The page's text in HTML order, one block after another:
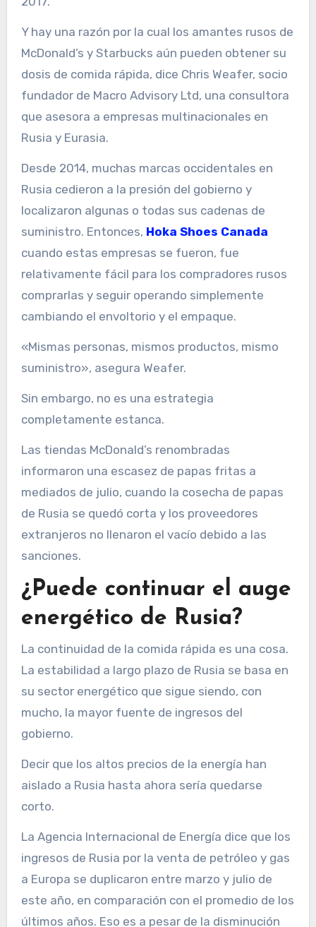
Y hay una razón por la cual los amantes rusos de
McDonald’s y Starbucks aún pueden obtener su
dosis de comida rápida, dice Chris Weafer, socio
fundador de Macro Advisory Ltd, una consultora
que asesora a empresas multinacionales en
Rusia y Eurasia.
Desde 2014, muchas marcas occidentales en
Rusia cedieron a la presión del gobierno y
localizaron algunas o todas sus cadenas de
suministro. Entonces, Hoka Shoes Canada
cuando estas empresas se fueron, fue
relativamente fácil para los compradores rusos
comprarlas y seguir operando simplemente
cambiando el envoltorio y el empaque.
«Mismas personas, mismos productos, mismo
suministro», asegura Weafer.
Sin embargo, no es una estrategia
completamente estanca.
Las tiendas McDonald’s renombradas
informaron una escasez de papas fritas a
mediados de julio, cuando la cosecha de papas
de Rusia se quedó corta y los proveedores
extranjeros no llenaron el vacío debido a las
sanciones.
¿Puede continuar el auge
energético de Rusia?
La continuidad de la comida rápida es una cosa.
La estabilidad a largo plazo de Rusia se basa en
su sector energético que sigue siendo, con
mucho, la mayor fuente de ingresos del
gobierno.
Decir que los altos precios de la energía han
aislado a Rusia hasta ahora sería quedarse
corto.
La Agencia Internacional de Energía dice que los
ingresos de Rusia por la venta de petróleo y gas
a Europa se duplicaron entre marzo y julio de
este año, en comparación con el promedio de los
últimos años. Eso es a pesar de la disminución